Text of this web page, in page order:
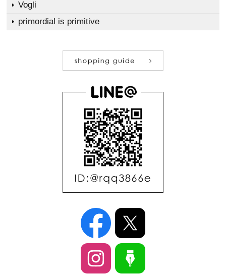
Vogli
primordial is primitive